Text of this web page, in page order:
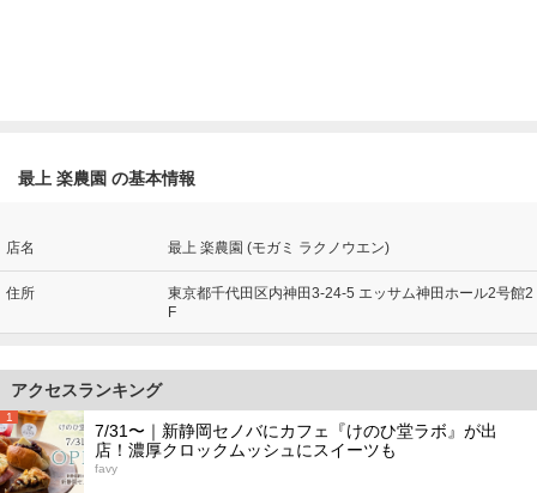
最上 楽農園 の基本情報
店名 最上 楽農園 (モガミ ラクノウエン)
住所
東京都千代田区内神田3-24-5 エッサム神田ホール2号館2
F
アクセスランキング
1
7/31〜｜新静岡セノバにカフェ『けのひ堂ラボ』が出
店！濃厚クロックムッシュにスイーツも
favy